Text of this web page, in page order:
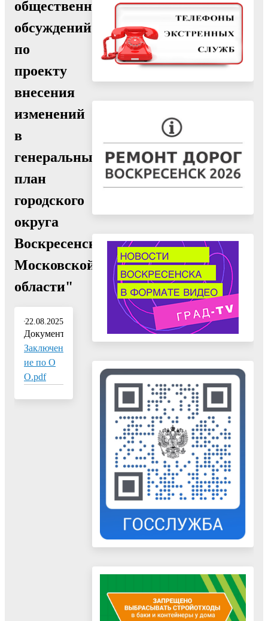
общественных
обсуждений
по
проекту
внесения
изменений
в
генеральный
план
городского
округа
Воскресенск
Московской
области"
22.08.2025
Документ:
Заключен
ие по О
О.pdf